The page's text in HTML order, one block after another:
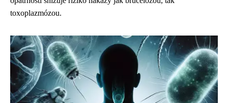
toxoplazmózou.